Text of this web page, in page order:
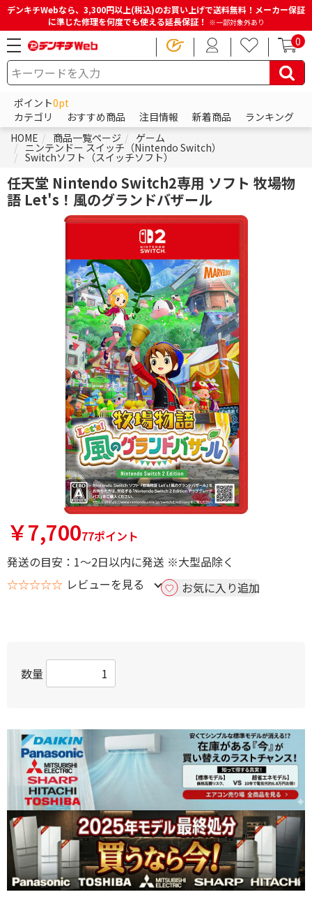
デンキチWebなら、3,300円以上(税込)のお買い上げで送料無料！メーカー保証
に準じた修理を何度でも使える延長保証！ ※一部対象外あり
0
ポイント0pt
カテゴリ
おすすめ商品 注目情報 新着商品
ランキング
HOME
商品一覧ページ ゲーム
ニンテンドー スイッチ（Nintendo Switch）
Switchソフト（スイッチソフト）
任天堂 Nintendo Switch2専用 ソフト 牧場物
語 Let's！風のグランドバザール
￥7,70077ポイント
発送の目安：1～2日以内に発送 ※大型品除く
☆☆☆☆☆ レビューを見る お気に入り追加
数量